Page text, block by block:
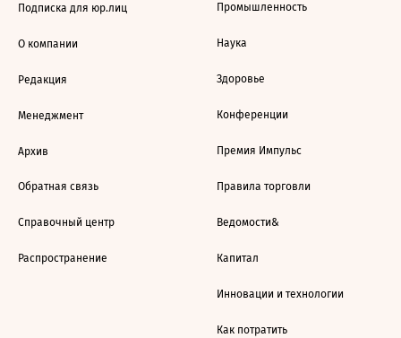
Подписка для юр.лиц
О компании
Редакция
Менеджмент
Архив
Обратная связь
Справочный центр
Распространение
Промышленность
Наука
Здоровье
Конференции
Премия Импульс
Правила торговли
Ведомости&
Капитал
Инновации и технологии
Как потратить